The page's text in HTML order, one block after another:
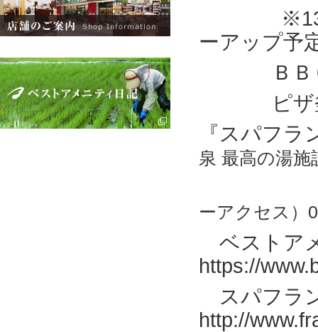
※13台の
ーアップ予
ＢＢＱ
ピザ釜
『スパフ
泉 最高の湯施
ーアクセス）
ベストア
https://
スパフラ
http://